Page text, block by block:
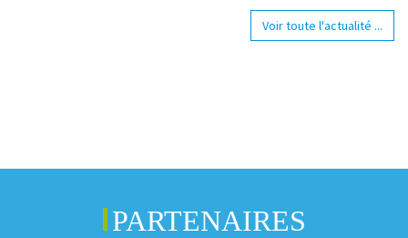
Voir toute l'actualité ...
PARTENAIRES